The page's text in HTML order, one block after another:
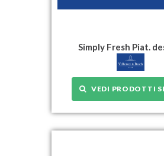
Simply Fresh Piat.
VEDI PRODOTTI